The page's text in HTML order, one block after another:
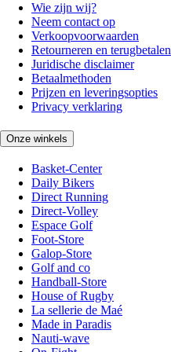
Wie zijn wij?
Neem contact op
Verkoopvoorwaarden
Retourneren en terugbetalen
Juridische disclaimer
Betaalmethoden
Prijzen en leveringsopties
Privacy verklaring
Onze winkels
Basket-Center
Daily Bikers
Direct Running
Direct-Volley
Espace Golf
Foot-Store
Galop-Store
Golf and co
Handball-Store
House of Rugby
La sellerie de Maé
Made in Paradis
Nauti-wave